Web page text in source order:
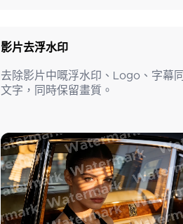
影片去浮水印
去除影片中嘅浮水印、Logo、字幕同
文字，同時保留畫質。